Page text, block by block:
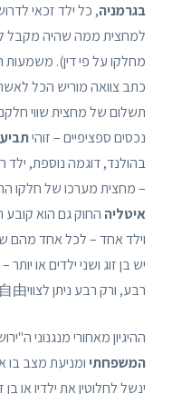
בגרמניה, כל ילד זכאי
מחלקו על פי דין).
כתב צוואה מוריש הכל
תשלום של מחצית שווי
נכסים ספציפיים – זוהי
בהולנד, דוגמה נוספת, ילד
– מחצית מערכו של חלקו
איטליה החוק גם הוא קובע
וילד אחד – לכל אחד מהם
יש בן זוג ושני ילדים או
רבע, ורק רבע ניתן לצווי自由 (פירוט נוסף על כך יבוא בהמשך).
ההיגיון מאחורי מנגנוני
המשפחתי ומניעת מצב בו
ינשל לחלוטין את ילדיו או